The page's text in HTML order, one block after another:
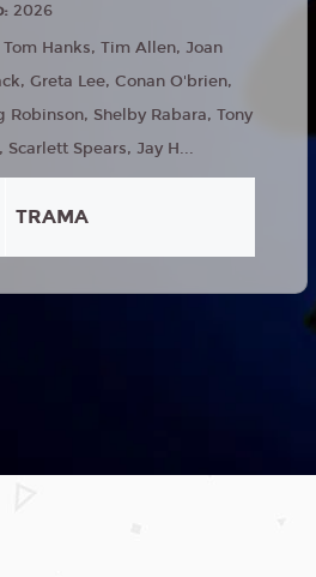
2026
Tom Hanks, Tim Allen, Joan
Greta Lee, Conan O'brien,
Robinson, Shelby Rabara, Tony
Scarlett Spears, Jay H...
TRAMA